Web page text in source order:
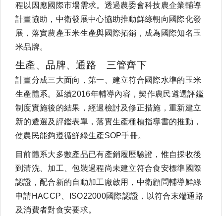
程以因應國際市場需求。透過農委會科技農企業輔導
計畫協助，中衛發展中心協助推動鮮綠朝向國際化發
展，落實農產玉米生產與國際拓銷，成為國際知名玉
米品牌。
生產、品牌、通路 三管齊下
計畫分成三大面向，第一、建立符合國際水準的玉米
生產體系。延續2016年輔導內容，契作農民遴選評鑑
制度實施後的結果，經過檢討及修正措施，重新建立
新的遴選及評鑑表單，落實生產種植指導書的推動，
使農民能夠遵循鮮綠生產SOP手冊。
目前體系大多數產品已有產銷履歷驗證，惟自採收後
到清洗、加工、包裝過程尚未建立符合食安標準國際
認證，配合新的自動加工廠啟用，中衛顧問輔導鮮綠
申請HACCP、ISO22000國際認證，以符合末端通路
及消費者對食安要求。